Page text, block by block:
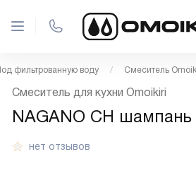
фильтрованную воду Смеситель
нет отзывов
Смеситель для кухни Omoikiri
NAGANO CH шампань